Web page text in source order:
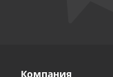
Компания